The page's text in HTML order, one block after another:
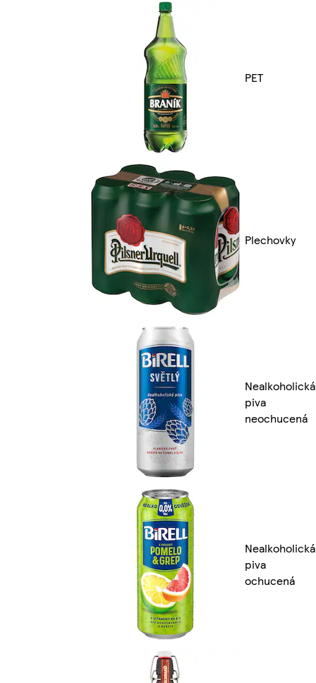
PET
Plechovky
Nealkoholická
piva
neochucená
Nealkoholická
piva
ochucená